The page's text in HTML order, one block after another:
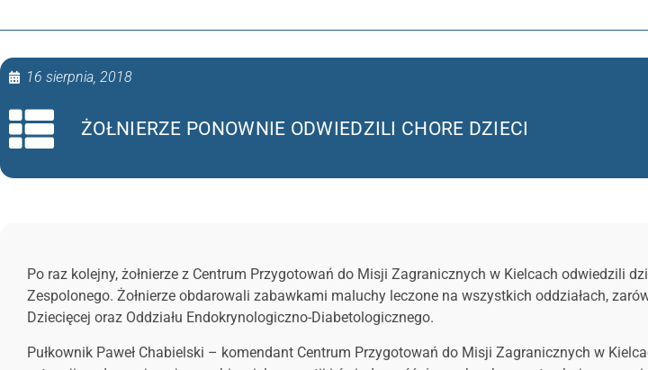
16 sierpnia, 2018
ŻOŁNIERZE PONOWNIE ODWIEDZILI CHORE DZIECI
Po raz kolejny, żołnierze z Centrum Przygotowań do Misji Zagranicznych w Kielcach odwiedzili
Zespolonego. Żołnierze obdarowali zabawkami maluchy leczone na wszystkich oddziałach,
Dziecięcej oraz Oddziału Endokrynologiczno-Diabetologicznego.
Pułkownik Paweł Chabielski – komendant Centrum Przygotowań do Misji Zagranicznych w